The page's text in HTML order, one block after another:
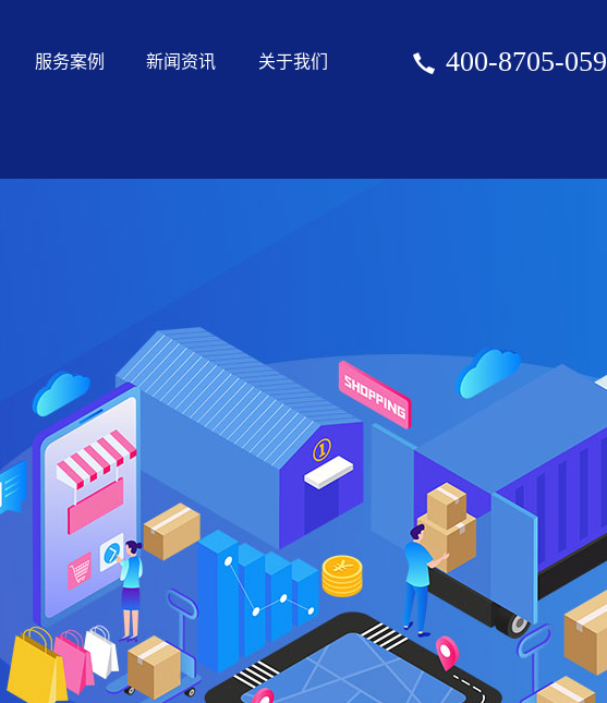
服务案例 新闻资讯 关于我们 400-8705-059